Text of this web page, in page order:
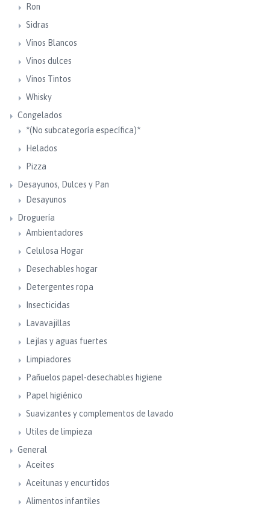
Ron
Sidras
Vinos Blancos
Vinos dulces
Vinos Tintos
Whisky
Congelados
*(No subcategoría específica)*
Helados
Pizza
Desayunos, Dulces y Pan
Desayunos
Droguería
Ambientadores
Celulosa Hogar
Desechables hogar
Detergentes ropa
Insecticidas
Lavavajillas
Lejías y aguas fuertes
Limpiadores
Pañuelos papel-desechables higiene
Papel higiénico
Suavizantes y complementos de lavado
Utiles de limpieza
General
Aceites
Aceitunas y encurtidos
Alimentos infantiles